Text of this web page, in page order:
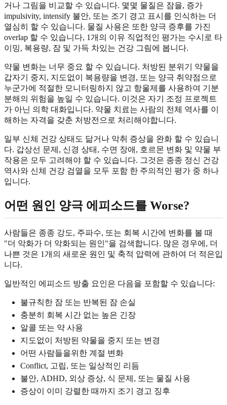
거나 그림을 비교할 수 있습니다. 몇몇 물질은 잠을, 증가
impulsivity, intensify 불안, 또는 조기 경고 표시를 인식하는 더
열심히 할 수 있습니다. 물질 사용은 또한 양극 증후를 가진
overlap 할 수 있습니다, 1개의 이유 직업적인 평가는 수시로 타
이밍, 복용량, 잠 및 가득 차있는 건강 그림에 봅니다.
약물 변화는 너무 중요 할 수 있습니다. 처방된 분위기 약물을
갑자기 중지, 지도없이 복용량을 변경, 또는 양극 취약점으로
누군가에 적절한 모니터링하지 않고 항울제를 사용하여 기분
분해의 위험을 높일 수 있습니다. 이것은 자기 조정 프로젝트
가 아닌 의학 대화입니다. 약물 치료는 사람의 전체 역사를 이
해하는 자격을 갖춘 처방전으로 처리해야합니다.
일부 신체 건강 상태도 닮거나 악취 증상을 완화 할 수 있습니
다. 갑상선 문제, 신경 상태, 수면 장애, 호르몬 변화 및 약물 부
작용은 모두 고려해야 할 수 있습니다. 그것은 종종 정신 건강
역사와 신체 건강 검열을 모두 포함 한 주의적인 평가 중 하나
입니다.
어떤 원인 양극 에피소드를 Worse?
사람들은 종종 강도, 주파수, 또는 회복 시간에 변화를 볼 때
"더 악화가 더 악화되는 원인"을 검색합니다. 많은 경우에, 더
나쁜 것은 1개의 새로운 원인 및 축적 압력에 관하여 더 적은입
니다.
일반적인 에피소드 방출 요인은 다음을 포함할 수 있습니다:
불규칙한 잠 또는 반복된 잠 손실
충분히 회복 시간 없는 높은 긴장
알콜 또는 약 사용
지도없이 처방된 약물을 중지 또는 변경
어떤 사람들을위한 계절 변화
Conflict, 고립, 또는 일상적인 리듬
불안, ADHD, 외상 증상, 식 문제, 또는 물질 사용
증상이 이미 강렬한 때까지 조기 경고 징후